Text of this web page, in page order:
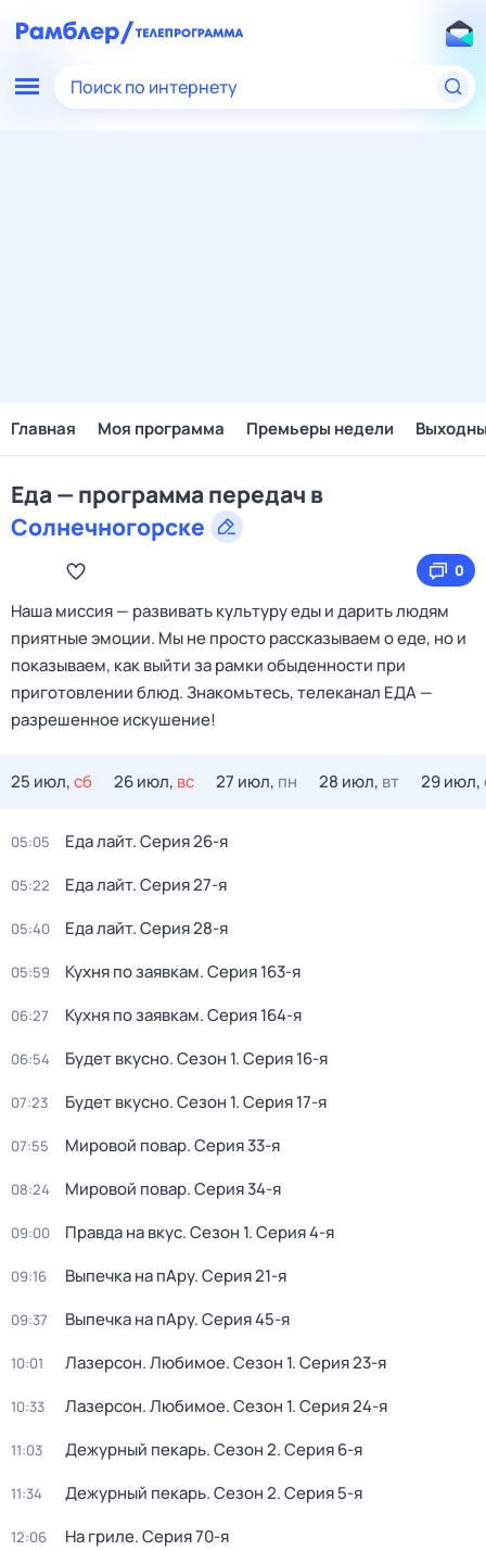
Поиск по интернету
Главная Моя программа Премьеры недели
Еда — программа передач в
Солнечногорске
0
Наша миссия — развивать культуру еды и дарить людям
приятные эмоции. Мы не просто рассказываем о еде, но и
показываем, как выйти за рамки обыденности при
приготовлении блюд. Знакомьтесь, телеканал ЕДА —
разрешенное искушение!
25 июл,сб 26 июл, вс 27 июл, пн 28 июл, вт 29 июл,
05:05 Еда лайт. Серия 26-я
05:22 Еда лайт. Серия 27-я
05:40 Еда лайт. Серия 28-я
05:59 Кухня по заявкам. Серия 163-я
06:27 Кухня по заявкам. Серия 164-я
06:54 Будет вкусно. Сезон 1. Серия 16-я
07:23 Будет вкусно. Сезон 1. Серия 17-я
07:55 Мировой повар. Серия 33-я
08:24 Мировой повар. Серия 34-я
09:00 Правда на вкус. Сезон 1. Серия 4-я
09:16 Выпечка на пАру. Серия 21-я
09:37 Выпечка на пАру. Серия 45-я
10:01 Лазерсон. Любимое. Сезон 1. Серия 23-я
10:33 Лазерсон. Любимое. Сезон 1. Серия 24-я
11:03 Дежурный пекарь. Сезон 2. Серия 6-я
11:34 Дежурный пекарь. Сезон 2. Серия 5-я
12:06 На гриле. Серия 70-я